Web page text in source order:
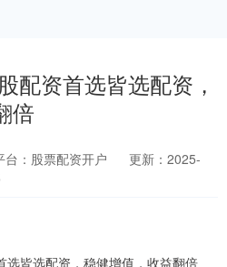
配资首选皆选配资，
倍
台：股票配资开户
更新：2025-